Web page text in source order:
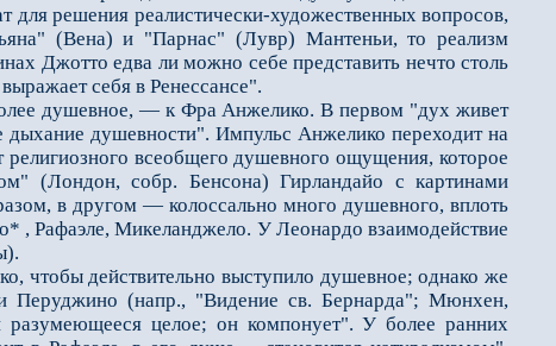
для решения реалистически-художественных вопросов,
(Вена) и "Парнас" (Лувр) Мантеньи, то реализм
Джотто едва ли можно себе представить нечто столь
себя в Ренессансе".
душевное, — к Фра Анжелико. В первом "дух живет
душевности". Импульс Анжелико переходит на
всеобщего душевного ощущения, которое
(Лондон, собр. Бенсона) Гирландайо с картинами
в другом — колоссально много душевного, вплоть
, Рафаэле, Микеланджело. У Леонардо взаимодействие
чтобы действительно выступило душевное; однако же
Перуджино (напр., "Видение св. Бернарда"; Мюнхен,
целое; он компонует". У более ранних